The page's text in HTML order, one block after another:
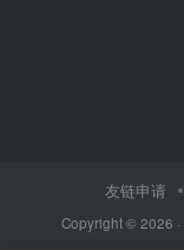
友链申请
Copyright © 2026 ·